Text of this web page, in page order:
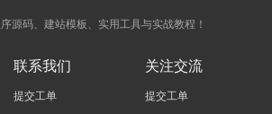
源码、建站模板、实用工具与实战教程！
联系我们
提交工单
关注交流
提交工单